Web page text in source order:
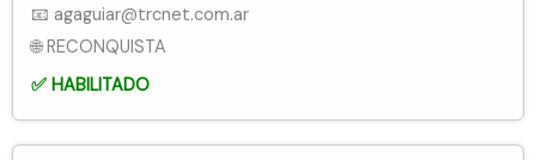
📧 agaguiar@trcnet.com.ar
🌐 RECONQUISTA
✅ HABILITADO